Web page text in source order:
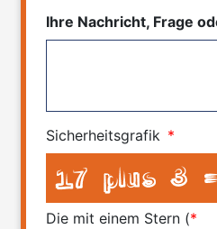
Ihre Nachricht, Frage
*
Sicherheitsgrafik
Die mit einem Stern (*